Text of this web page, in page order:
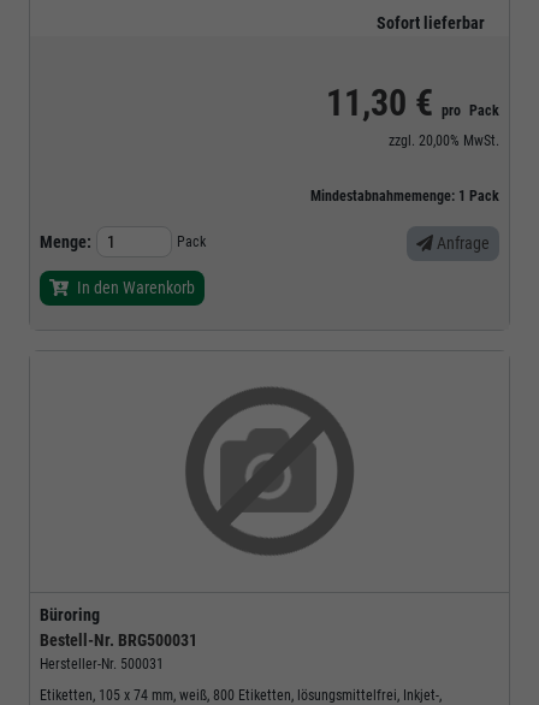
Sofort lieferbar
11,30 € pro
Pack
zzgl. 20,00% MwSt.
Mindestabnahmemenge: 1 Pack
Menge: Pack Anfrage
In den Warenkorb
Büroring
Bestell-Nr. BRG500031
Hersteller-Nr. 500031
Etiketten, 105 x 74 mm, weiß, 800 Etiketten, lösungsmittelfrei, Inkjet-,